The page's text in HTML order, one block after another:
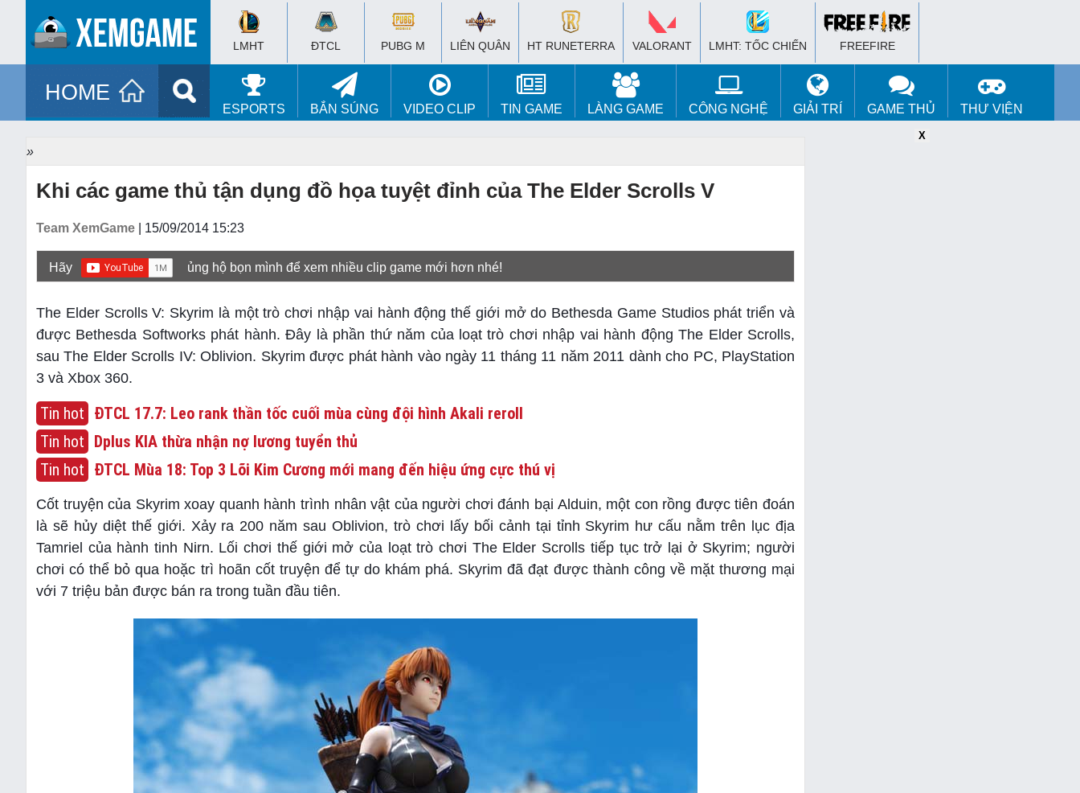
LMHT ĐTCL PUBG M LIÊN QUÂN HT RUNETERRA VALORANT LMHT: TỐC CHIẾN FREEFIRE
HOME
ESPORTS BẮN SÚNG VIDEO CLIP TIN GAME LÀNG GAME CÔNG NGHỆ GIẢI TRÍ GAME THỦ THƯ VIỆN
X
»
Khi các game thủ tận dụng đồ họa tuyệt đỉnh của The Elder Scrolls V
Team XemGame | 15/09/2014 15:23
Hãy ủng hộ bọn mình để xem nhiều clip game mới hơn nhé!
The Elder Scrolls V: Skyrim là một trò chơi nhập vai hành động thế giới mở do Bethesda Game Studios phát triển và
được Bethesda Softworks phát hành. Đây là phần thứ năm của loạt trò chơi nhập vai hành động The Elder Scrolls,
sau The Elder Scrolls IV: Oblivion. Skyrim được phát hành vào ngày 11 tháng 11 năm 2011 dành cho PC, PlayStation
3 và Xbox 360.
Tin hot ĐTCL 17.7: Leo rank thần tốc cuối mùa cùng đội hình Akali reroll
Tin hot Dplus KIA thừa nhận nợ lương tuyển thủ
Tin hot ĐTCL Mùa 18: Top 3 Lõi Kim Cương mới mang đến hiệu ứng cực thú vị
Cốt truyện của Skyrim xoay quanh hành trình nhân vật của người chơi đánh bại Alduin, một con rồng được tiên đoán
là sẽ hủy diệt thế giới. Xảy ra 200 năm sau Oblivion, trò chơi lấy bối cảnh tại tỉnh Skyrim hư cấu nằm trên lục địa
Tamriel của hành tinh Nirn. Lối chơi thế giới mở của loạt trò chơi The Elder Scrolls tiếp tục trở lại ở Skyrim; người
chơi có thể bỏ qua hoặc trì hoãn cốt truyện để tự do khám phá. Skyrim đã đạt được thành công về mặt thương mại
với 7 triệu bản được bán ra trong tuần đầu tiên.